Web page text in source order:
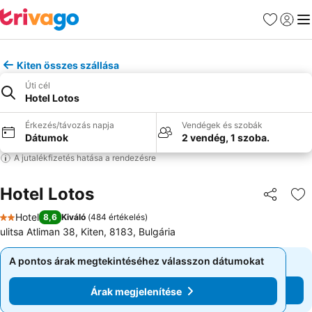
Kedvencek
Kiten összes szállása
Úti cél
Hotel Lotos
Érkezés/távozás napja
Dátumok
Vendégek és szobák
2 vendég, 1 szoba.
A jutalékfizetés hatása a rendezésre
Hotel Lotos
2 Kategória
Hotel 8,6 Kiváló (484 értékelés)
ulitsa Atliman 38, Kiten, 8183, Bulgária
A pontos árak megtekintéséhez válasszon dátumokat
Árak megjelenítése
A pontos árak megtekintéséhez válasszon dátumokat
Árak megjelenítése